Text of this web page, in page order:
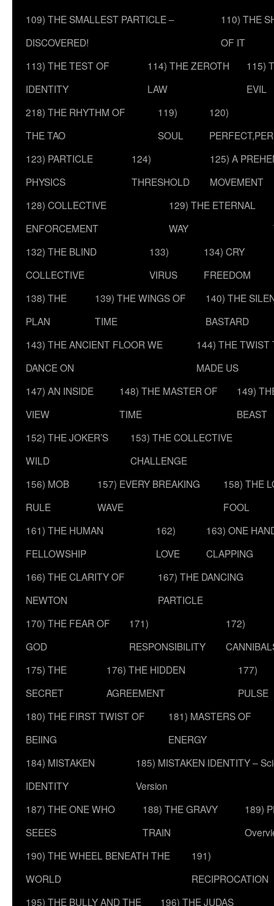
109) THE SMALLEST PARTICLE –
DISCOVERED!
110) THE
OF IT
113) THE TEST OF
IDENTITY
114) THE ZEROTH
LAW
115)
EVIL
218) THE RHYTHM OF
THE TAO
119)
SOUL
120)
123) PARTICLE
PHYSICS
124)
THRESHOLD
125) A
MOVEMENT
128) COLLECTIVE
ENFORCEMENT
129) THE ETERNAL
WAY
132) THE BLIND
COLLECTIVE
133)
VIRUS
134) CRY
FREEDOM
138) THE
PLAN
139) THE WINGS OF
TIME
140) THE
BASTARD
143) THE ANCIENT FLOOR WE
DANCE ON
144) THE TWIST
MADE US
147) AN INSIDE
VIEW
148) THE MASTER OF
TIME
149)
BEAST
152) THE JOKER’S
WILD
153) THE COLLECTIVE
CHALLENGE
156) MOB
RULE
157) EVERY BREAKING
WAVE
158) THE
FOOL
161) THE HUMAN
FELLOWSHIP
162)
LOVE
163) ONE
CLAPPING
166) THE CLARITY OF
NEWTON
167) THE DANCING
PARTICLE
170) THE FEAR OF
GOD
171)
RESPONSIBILITY
172)
175) THE
SECRET
176) THE HIDDEN
AGREEMENT
177)
PULSE
180) THE FIRST TWIST OF
BEIING
181) MASTERS OF
ENERGY
184) MISTAKEN
IDENTITY
185) MISTAKEN IDENTITY –
Version
187) THE ONE WHO
SEEES
188) THE GRAVY
TRAIN
189)
190) THE WHEEL BENEATH THE
WORLD
191)
RECIPROCATION
195) THE BULLY AND THE
196) THE JUDAS